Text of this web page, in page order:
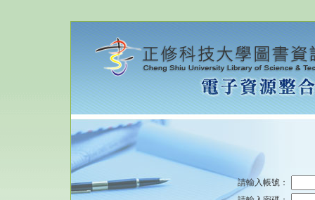
請輸入帳號：